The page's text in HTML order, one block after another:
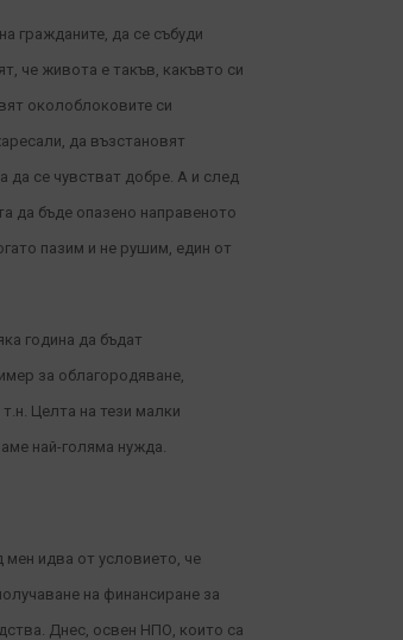
гражданите, да се събуди
че живота е такъв, какъвто си
околоблоковите си
да възстановят
да се чувстват добре. А и след
да бъде опазено направеното
пазим и не рушим, един от
година да бъдат
за облагородяване,
Целта на тези малки
най-голяма нужда.
идва от условието, че
на финансиране за
Днес, освен НПО, които са